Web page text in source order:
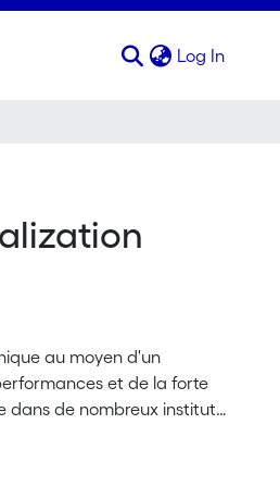
Log In
au moyen d'un
et de la forte
dans de nombreux instituts
systèmes de